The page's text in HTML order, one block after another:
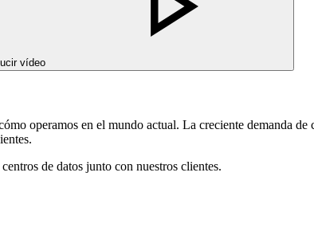
vídeo
operamos en el mundo actual. La creciente demanda
de datos junto con nuestros clientes.